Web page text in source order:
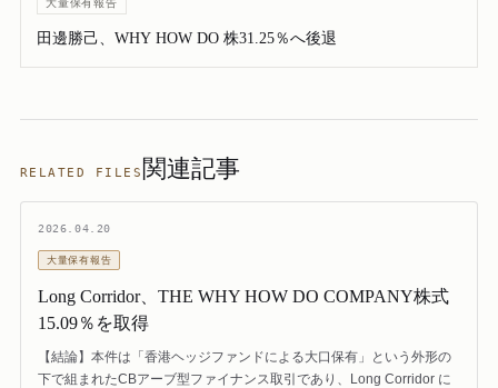
田邊勝己、WHY HOW DO 株31.25％へ後退
RELATED FILES 関連記事
2026.04.20
大量保有報告
Long Corridor、THE WHY HOW DO COMPANY株式
15.09％を取得
【結論】本件は「香港ヘッジファンドによる大口保有」という外形の
下で組まれたCBアーブ型ファイナンス取引であり、Long Corridor に